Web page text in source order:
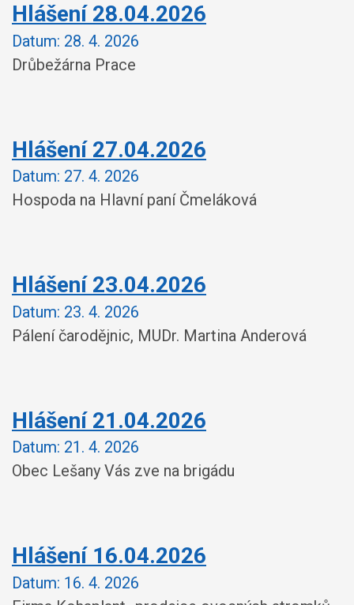
Hlášení 28.04.2026
Datum: 28. 4. 2026
Drůbežárna Prace
Hlášení 27.04.2026
Datum: 27. 4. 2026
Hospoda na Hlavní paní Čmeláková
Hlášení 23.04.2026
Datum: 23. 4. 2026
Pálení čarodějnic, MUDr. Martina Anderová
Hlášení 21.04.2026
Datum: 21. 4. 2026
Obec Lešany Vás zve na brigádu
Hlášení 16.04.2026
Datum: 16. 4. 2026